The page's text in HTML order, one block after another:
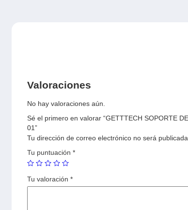
Valoraciones
No hay valoraciones aún.
Sé el primero en valorar “GETTTECH SOPORTE
01”
Tu dirección de correo electrónico no será
Tu puntuación *
Tu valoración *